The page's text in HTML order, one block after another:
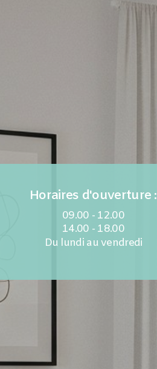
Horaires d'ouverture :
09.00 - 12.00
14.00 - 18.00
Du lundi au vendredi